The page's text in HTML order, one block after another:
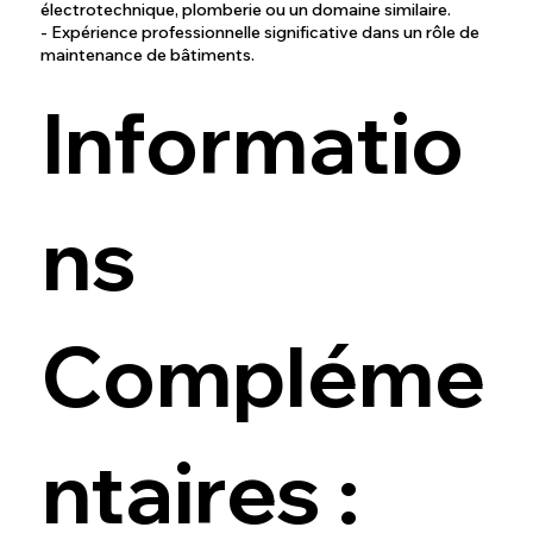
électrotechnique, plomberie ou un domaine similaire.
- Expérience professionnelle significative dans un rôle de
maintenance de bâtiments.
Informatio
ns
Compléme
ntaires :